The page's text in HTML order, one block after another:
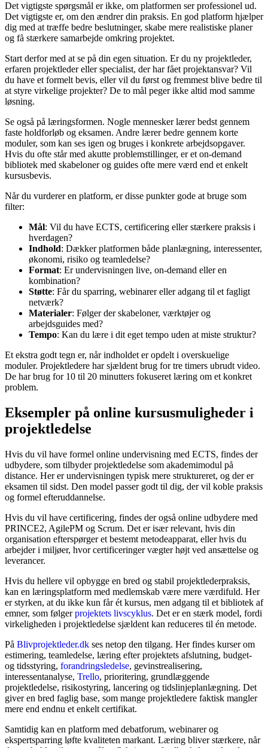
Det vigtigste spørgsmål er ikke, om platformen ser professionel ud.
Det vigtigste er, om den ændrer din praksis. En god platform hjælper
dig med at træffe bedre beslutninger, skabe mere realistiske planer
og få stærkere samarbejde omkring projektet.
Start derfor med at se på din egen situation. Er du ny projektleder,
erfaren projektleder eller specialist, der har fået projektansvar? Vil
du have et formelt bevis, eller vil du først og fremmest blive bedre til
at styre virkelige projekter? De to mål peger ikke altid mod samme
løsning.
Se også på læringsformen. Nogle mennesker lærer bedst gennem
faste holdforløb og eksamen. Andre lærer bedre gennem korte
moduler, som kan ses igen og bruges i konkrete arbejdsopgaver.
Hvis du ofte står med akutte problemstillinger, er et on-demand
bibliotek med skabeloner og guides ofte mere værd end et enkelt
kursusbevis.
Når du vurderer en platform, er disse punkter gode at bruge som
filter:
Mål: Vil du have ECTS, certificering eller stærkere praksis i
hverdagen?
Indhold: Dækker platformen både planlægning, interessenter,
økonomi, risiko og teamledelse?
Format: Er undervisningen live, on-demand eller en
kombination?
Støtte: Får du sparring, webinarer eller adgang til et fagligt
netværk?
Materialer: Følger der skabeloner, værktøjer og
arbejdsguides med?
Tempo: Kan du lære i dit eget tempo uden at miste struktur?
Et ekstra godt tegn er, når indholdet er opdelt i overskuelige
moduler. Projektledere har sjældent brug for tre timers ubrudt video.
De har brug for 10 til 20 minutters fokuseret læring om et konkret
problem.
Eksempler på online kursusmuligheder i
projektledelse
Hvis du vil have formel online undervisning med ECTS, findes der
udbydere, som tilbyder projektledelse som akademimodul på
distance. Her er undervisningen typisk mere struktureret, og der er
eksamen til sidst. Den model passer godt til dig, der vil koble praksis
og formel efteruddannelse.
Hvis du vil have certificering, findes der også online udbydere med
PRINCE2, AgilePM og Scrum. Det er især relevant, hvis din
organisation efterspørger et bestemt metodeapparat, eller hvis du
arbejder i miljøer, hvor certificeringer vægter højt ved ansættelse og
leverancer.
Hvis du hellere vil opbygge en bred og stabil projektlederpraksis,
kan en læringsplatform med medlemskab være mere værdifuld. Her
er styrken, at du ikke kun får ét kursus, men adgang til et bibliotek af
emner, som følgerprojektets livscyklus. Det er en stærk model, fordi
virkeligheden i projektledelse sjældent kan reduceres til én metode.
På Blivprojektleder.dk ses netop den tilgang. Her findes kurser om
estimering, teamledelse, læring efter projektets afslutning, budget-
og tidsstyring, forandringsledelse, gevinstrealisering,
interessentanalyse, Trello, prioritering, grundlæggende
projektledelse, risikostyring, lancering og tidslinjeplanlægning. Det
giver en bred faglig base, som mange projektledere faktisk mangler
mere end endnu et enkelt certifikat.
Samtidig kan en platform med debatforum, webinarer og
ekspertsparring løfte kvaliteten markant. Læring bliver stærkere, når